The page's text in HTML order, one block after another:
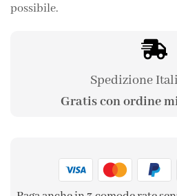
possibile.
Spedizione
Gratis con ordine